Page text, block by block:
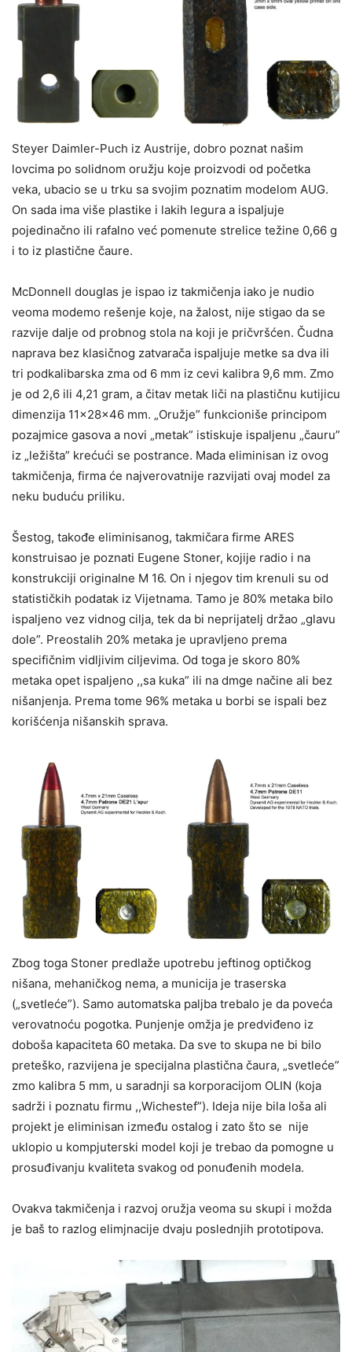
Steyer Daimler-Puch iz Austrije, dobro poznat našim
lovcima po solidnom oružju koje proizvodi od početka
veka, ubacio se u trku sa svojim poznatim modelom AUG.
On sada ima više plastike i lakih legura a ispaljuje
pojedinačno ili rafalno već pomenute strelice težine 0,66 g
i to iz plastične čaure.
McDonnell douglas je ispao iz takmičenja iako je nudio
veoma modemo rešenje koje, na žalost, nije stigao da se
razvije dalje od probnog stola na koji je pričvršćen. Čudna
naprava bez klasičnog zatvarača ispaljuje metke sa dva ili
tri podkalibarska zma od 6 mm iz cevi kalibra 9,6 mm. Zmo
je od 2,6 ili 4,21 gram, a čitav metak liči na plastičnu kutijicu
dimenzija 11x28x46 mm. „Oružje” funkcioniše principom
pozajmice gasova a novi „metak” istiskuje ispaljenu „čauru”
iz „ležišta” krećući se postrance. Mada eliminisan iz ovog
takmičenja, firma će najverovatnije razvijati ovaj model za
neku buduću priliku.
Šestog, takođe eliminisanog, takmičara firme ARES
konstruisao je poznati Eugene Stoner, kojije radio i na
konstrukciji originalne M 16. On i njegov tim krenuli su od
statističkih podatak iz Vijetnama. Tamo je 80% metaka bilo
ispaljeno vez vidnog cilja, tek da bi neprijatelj držao „glavu
dole”. Preostalih 20% metaka je upravljeno prema
specifičnim vidljivim ciljevima. Od toga je skoro 80%
metaka opet ispaljeno ,,sa kuka” ili na dmge načine ali bez
nišanjenja. Prema tome 96% metaka u borbi se ispali bez
korišćenja nišanskih sprava.
Zbog toga Stoner predlaže upotrebu jeftinog optičkog
nišana, mehaničkog nema, a municija je traserska
(„svetleće”). Samo automatska paljba trebalo je da poveća
verovatnoću pogotka. Punjenje omžja je predviđeno iz
doboša kapaciteta 60 metaka. Da sve to skupa ne bi bilo
preteško, razvijena je specijalna plastična čaura, „svetleće”
zmo kalibra 5 mm, u saradnji sa korporacijom OLIN (koja
sadrži i poznatu firmu ,,Wichestef”). Ideja nije bila loša ali
projekt je eliminisan između ostalog i zato što se nije
uklopio u kompjuterski model koji je trebao da pomogne u
prosuđivanju kvaliteta svakog od ponuđenih modela.
Ovakva takmičenja i razvoj oružja veoma su skupi i možda
je baš to razlog elimjnacije dvaju poslednjih prototipova.